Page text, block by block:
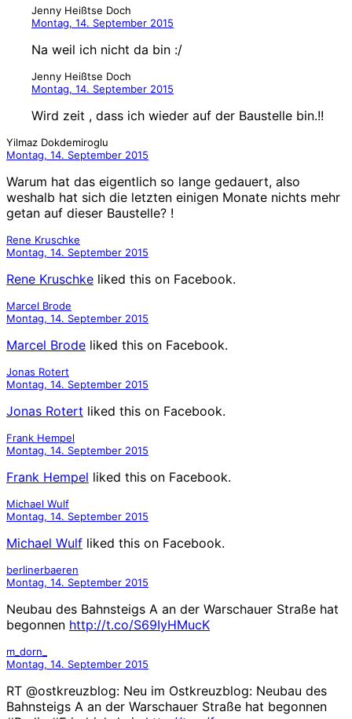
Jenny Heißtse Doch
Montag, 14. September 2015
Na weil ich nicht da bin :/
Jenny Heißtse Doch
Montag, 14. September 2015
Wird zeit , dass ich wieder auf der Baustelle bin.!!
Yilmaz Dokdemiroglu
Montag, 14. September 2015
Warum hat das eigentlich so lange gedauert, also
weshalb hat sich die letzten einigen Monate nichts mehr
getan auf dieser Baustelle? !
Rene Kruschke
Montag, 14. September 2015
Rene Kruschke liked this on Facebook.
Marcel Brode
Montag, 14. September 2015
Marcel Brode liked this on Facebook.
Jonas Rotert
Montag, 14. September 2015
Jonas Rotert liked this on Facebook.
Frank Hempel
Montag, 14. September 2015
Frank Hempel liked this on Facebook.
Michael Wulf
Montag, 14. September 2015
Michael Wulf liked this on Facebook.
berlinerbaeren
Montag, 14. September 2015
Neubau des Bahnsteigs A an der Warschauer Straße hat
begonnen http://t.co/S69IyHMucK
m_dorn_
Montag, 14. September 2015
RT @ostkreuzblog: Neu im Ostkreuzblog: Neubau des
Bahnsteigs A an der Warschauer Straße hat begonnen